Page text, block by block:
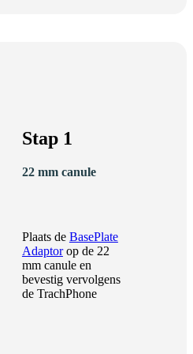
Stap 1
22 mm canule
Plaats de BasePlate
Adaptorop de 22
mm canule en
bevestig vervolgens
de TrachPhone